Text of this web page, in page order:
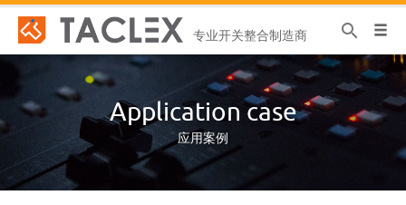
专业开关整合制造商
Application case
应用案例